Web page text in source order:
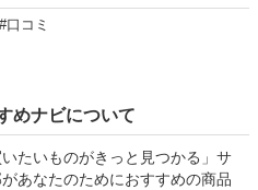
#口コミ
めナビについて
たいものがきっと見つかる」サ
あなたのためにおすすめの商品